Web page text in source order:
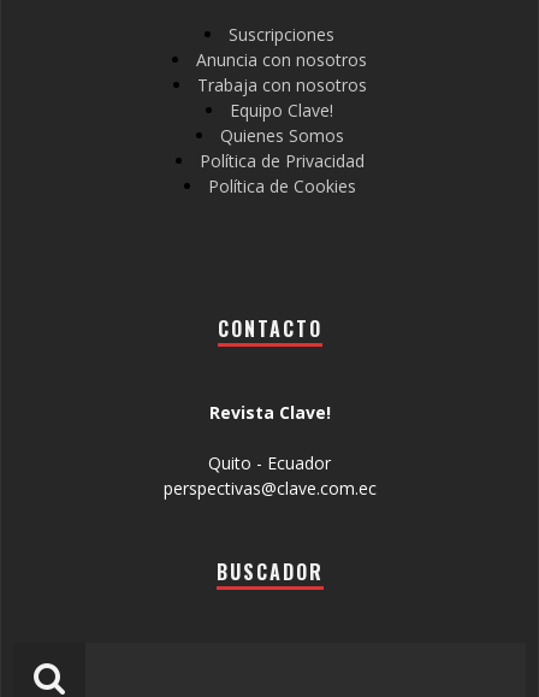
Suscripciones
Anuncia con nosotros
Trabaja con nosotros
Equipo Clave!
Quienes Somos
Política de Privacidad
Política de Cookies
CONTACTO
Revista Clave!
Quito - Ecuador
perspectivas@clave.com.ec
BUSCADOR